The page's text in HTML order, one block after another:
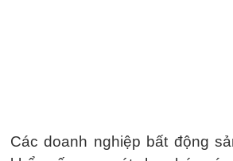
Các doanh nghiệp bất động